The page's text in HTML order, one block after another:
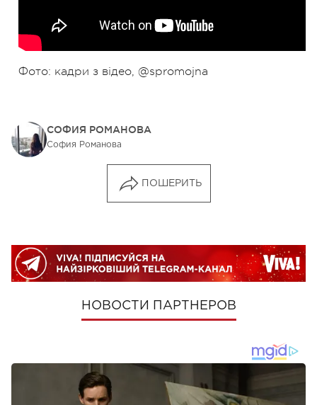
Фото: кадри з відео, @spromojna
СОФИЯ РОМАНОВА
София Романова
ПОШЕРИТЬ
НОВОСТИ ПАРТНЕРОВ